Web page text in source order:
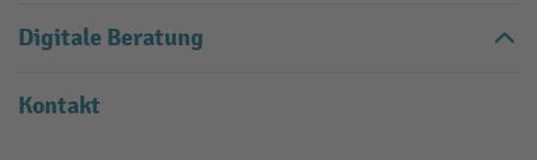
Digitale Beratung
Kontakt